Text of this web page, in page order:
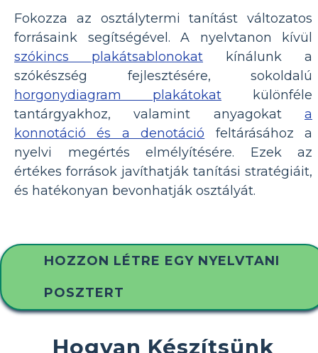
Fokozza az osztálytermi tanítást változatos
forrásaink segítségével. A nyelvtanon kívül
szókincs plakátsablonokat kínálunk a
szókészség fejlesztésére, sokoldalú
horgonydiagram plakátokat különféle
tantárgyakhoz, valamint anyagokat a
konnotáció és a denotáció feltárásához a
nyelvi megértés elmélyítésére. Ezek az
értékes források javíthatják tanítási stratégiáit,
és hatékonyan bevonhatják osztályát.
HOZZON LÉTRE EGY NYELVTANI
POSZTERT
Hogyan Készítsünk